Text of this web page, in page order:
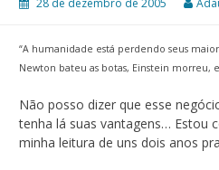
“A humanidade está perdendo seus
Newton bateu as botas, Einstein morreu,
Não posso dizer que esse
tenha lá suas vantagens… Estou
minha leitura de uns dois anos